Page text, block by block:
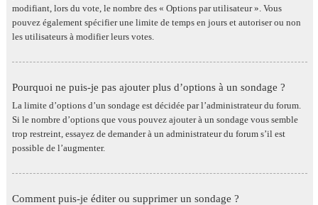
modifiant, lors du vote, le nombre des « Options par utilisateur ». Vous
pouvez également spécifier une limite de temps en jours et autoriser ou non
les utilisateurs à modifier leurs votes.
Pourquoi ne puis-je pas ajouter plus d’options à un sondage ?
La limite d’options d’un sondage est décidée par l’administrateur du forum.
Si le nombre d’options que vous pouvez ajouter à un sondage vous semble
trop restreint, essayez de demander à un administrateur du forum s’il est
possible de l’augmenter.
Comment puis-je éditer ou supprimer un sondage ?